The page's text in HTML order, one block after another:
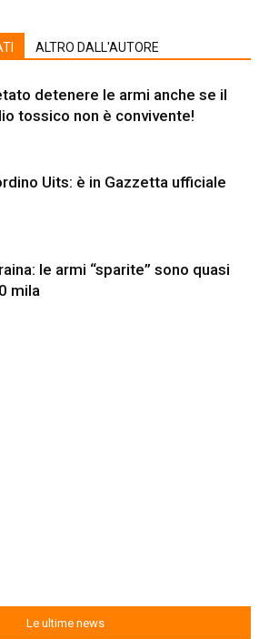
ALTRO DALL'AUTORE
detenere le armi anche se il
tossico non è convivente!
Uits: è in Gazzetta ufficiale
le armi “sparite” sono quasi
mila
Le ultime news